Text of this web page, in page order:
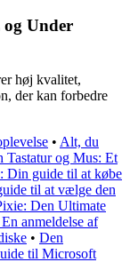
Under
høj kvalitet,
der kan forbedre
• Alt, du
Tastatur og Mus: Et
Din guide til at købe
til at vælge den
Den Ultimate
anmeldelse af
• Den
til Microsoft